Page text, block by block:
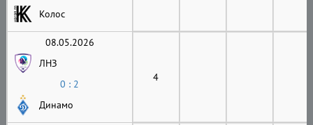
Колос
08.05.2026
ЛНЗ
0 : 2
Динамо
4